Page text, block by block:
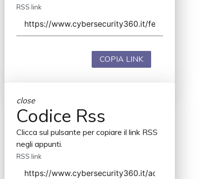
RSS link
COPIA LINK
close
Codice Rss
Clicca sul pulsante per copiare il link RSS
negli appunti.
RSS link